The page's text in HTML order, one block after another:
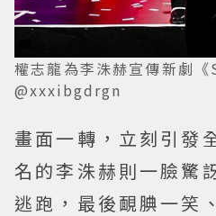
權志龍為李洙赫宣傳新劇
@xxxibgdrgn
畫面一轉，立刻引發
名的李洙赫則一臉驚
逃跑，最後靦腆一笑